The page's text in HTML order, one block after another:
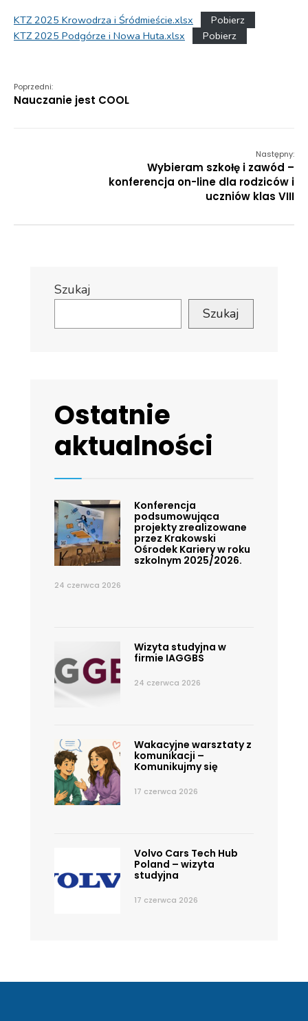
KTZ 2025 Krowodrza i Śródmieście.xlsx
Pobierz
KTZ 2025 Podgórze i Nowa Huta.xlsx
Pobierz
Poprzedni:
Nauczanie jest COOL
Następny:
Wybieram szkołę i zawód –
konferencja on-line dla rodziców i
uczniów klas VIII
Szukaj
Szukaj
Ostatnie
aktualności
Konferencja
podsumowująca
projekty zrealizowane
przez Krakowski
Ośrodek Kariery w roku
szkolnym 2025/2026.
24 czerwca 2026
Wizyta studyjna w
firmie IAGGBS
24 czerwca 2026
Wakacyjne warsztaty z
komunikacji –
Komunikujmy się
17 czerwca 2026
Volvo Cars Tech Hub
Poland – wizyta
studyjna
17 czerwca 2026